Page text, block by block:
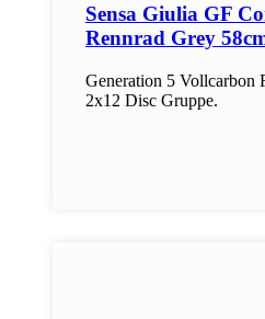
Sensa Giulia GF
Rennrad Grey
Generation 5 Vollcarbon
2x12 Disc Gruppe.